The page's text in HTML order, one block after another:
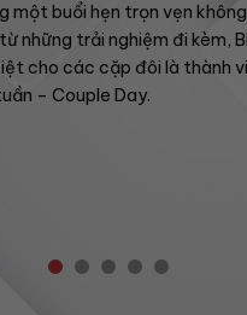
một buổi hẹn trọn vẹn
những trải nghiệm đi kèm,
cho các cặp đôi là thành
– Couple Day.